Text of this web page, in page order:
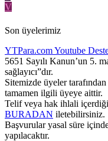
V
Son üyelerimiz
YTPara.comYoutube
5651 Sayılı Kanun’un 5.
sağlayıcı”dır.
Sitemizde üyeler
tamamen ilgili üyeye aittir.
Telif veya hak ihlali
BURADAN iletebilirsiniz.
Başvurular yasal süre
yapılacaktır.